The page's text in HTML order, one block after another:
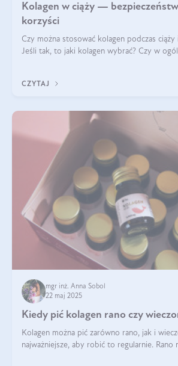
Kolagen w ciąży —
korzyści
Czy można stosować kolagen podczas ciąży
Jeśli tak, to jaki kolagen wybrać? Czy w
CZYTAJ
mgr inż. Anna Sobol
22 maj 2025
Kiedy pić kolagen rano czy
Kolagen można pić zarówno rano, jak i
najważniejsze, aby robić to regularnie. Rano